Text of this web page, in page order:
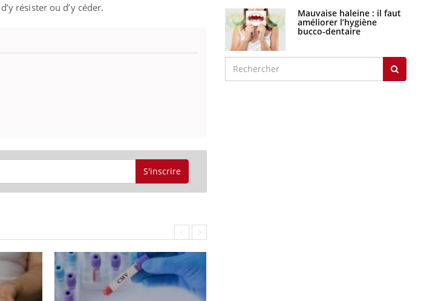
résister ou d’y céder.
S'inscrire
Mauvaise haleine : il faut
améliorer l’hygiène
bucco-dentaire